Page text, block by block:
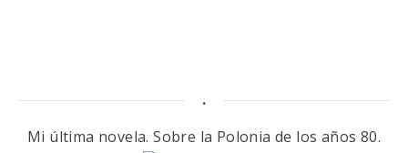
.
Mi última novela. Sobre la Polonia de los años 80.